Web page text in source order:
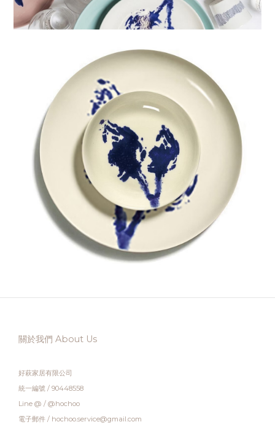
關於我們 About Us
好萩家居有限公司
統一編號 / 90448558
Line @ / @hochoo
電子郵件 / hochoo.service@gmail.com